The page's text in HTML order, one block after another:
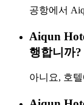
공항에서
Aiqun
행합니까?
아니요, 호